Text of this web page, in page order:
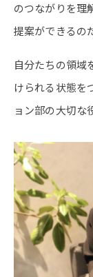
のつながりを理
提案ができるの
自分たちの領域
けられる状態を
ョン部の大切な